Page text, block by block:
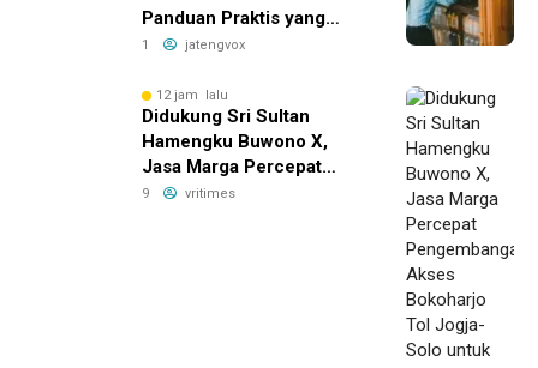
Panduan Praktis yang
Bikin Bisnis Anda Lebih
1 jatengvox
12 jam lalu
Didukung Sri Sultan
Hamengku Buwono X,
Jasa Marga Percepat
Pengembangan Akses
9 vritimes